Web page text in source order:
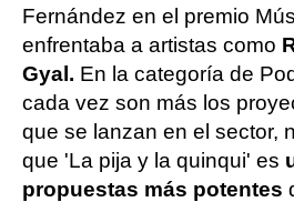
Fernández en el premio
enfrentaba a artistas como
Gyal. En la categoría de
cada vez son más los
que se lanzan en el sector,
que 'La pija y la quinqui' es
propuestas más potentes